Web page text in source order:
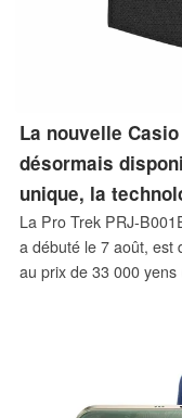
La nouvelle
désormais
unique, la
La Pro Trek PRJ-
a débuté le 7 août, est
au prix de 33 000
détache pour former